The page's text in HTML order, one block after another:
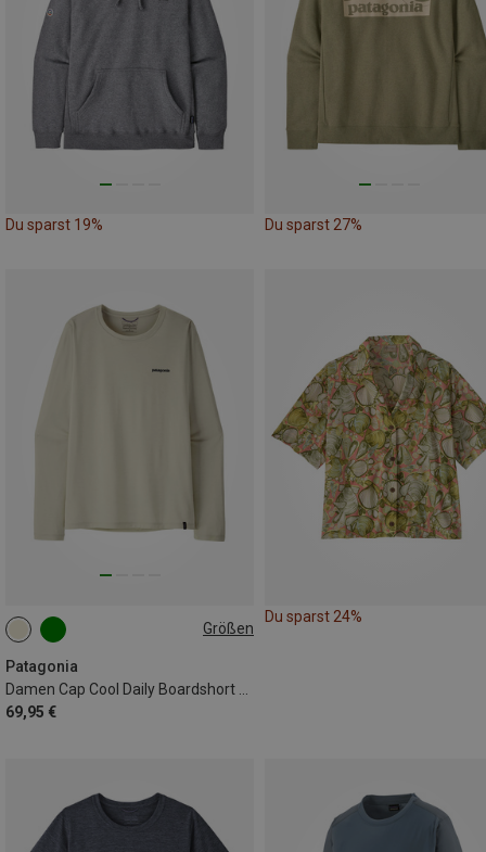
Du sparst 19% Du sparst 27%
Größen
Patagonia
69,95 €
XS M
Du sparst 24%